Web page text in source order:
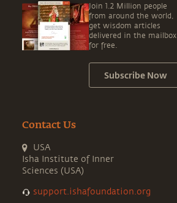
Join 1.2 Million people
from around the world,
get wisdom articles
delivered in the mailbox
for free.
Subscribe Now
Contact Us
USA
Isha Institute of Inner
Sciences (USA)
support.ishafoundation.org